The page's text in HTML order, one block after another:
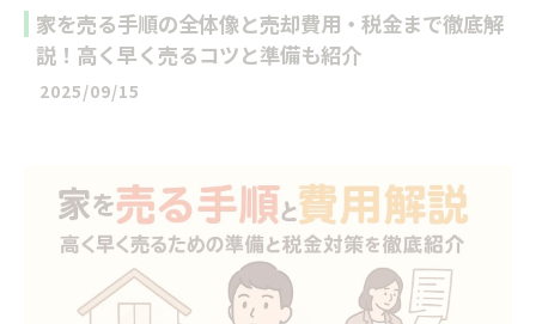
家を売る手順の全体像と売却費用・税金まで徹底解
説！高く早く売るコツと準備も紹介
2025/09/15